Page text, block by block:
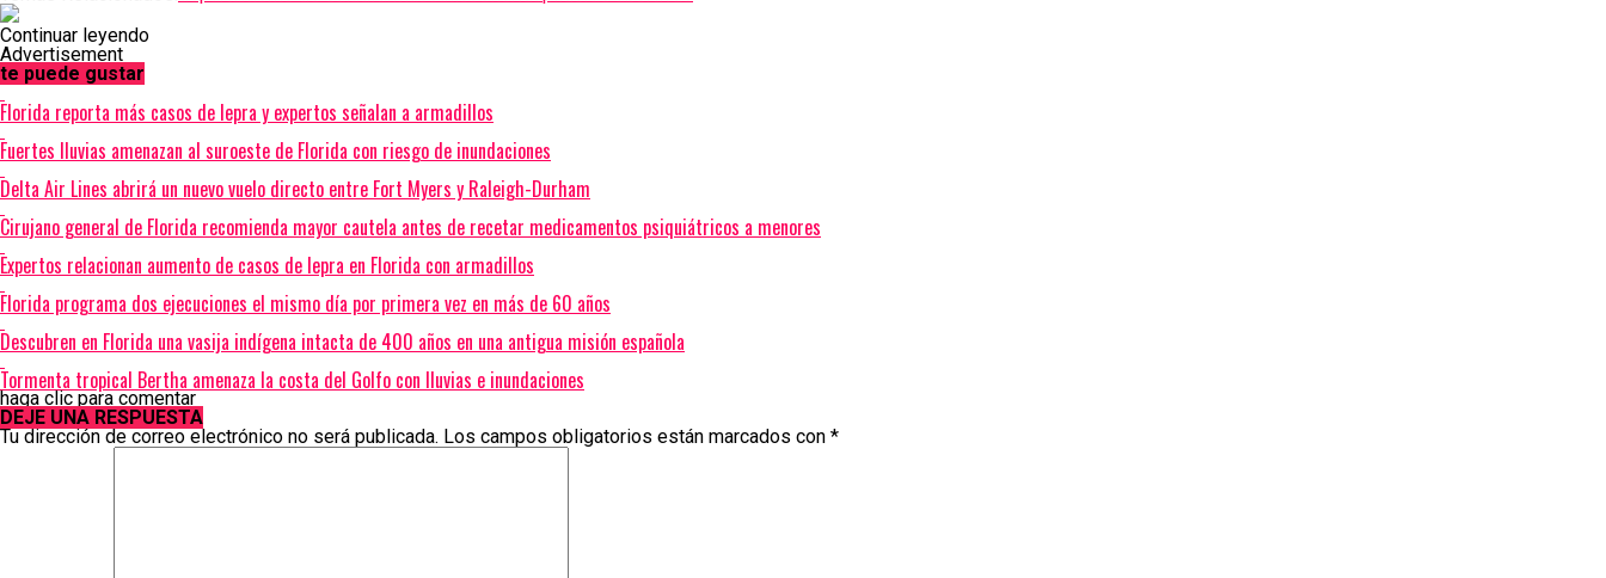
Continuar leyendo
Advertisement
te puede gustar
Florida reporta más casos de lepra y expertos señalan a armadillos
Fuertes lluvias amenazan al suroeste de Florida con riesgo de inundaciones
Delta Air Lines abrirá un nuevo vuelo directo entre Fort Myers y Raleigh-Durham
Cirujano general de Florida recomienda mayor cautela antes de recetar medicamentos psiquiátricos a menores
Expertos relacionan aumento de casos de lepra en Florida con armadillos
Florida programa dos ejecuciones el mismo día por primera vez en más de 60 años
Descubren en Florida una vasija indígena intacta de 400 años en una antigua misión española
Tormenta tropical Bertha amenaza la costa del Golfo con lluvias e inundaciones
haga clic para comentar
DEJE UNA RESPUESTA
Tu dirección de correo electrónico no será publicada. Los campos obligatorios están marcados con *